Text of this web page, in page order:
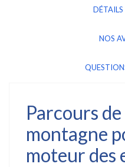
DÉTAILS
NOS
Parcours
montagne
moteur des